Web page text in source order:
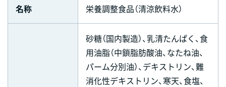
名称 栄養調整食品（清涼飲料水）
砂糖（国内製造）、乳清たんぱく、食
用油脂（中鎖脂肪酸油、なたね油、
パーム分別油）、デキストリン、難
消化性デキストリン、寒天、食塩、